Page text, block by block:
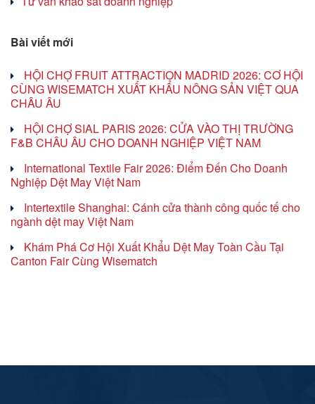
Bài viết mới
HỘI CHỢ FRUIT ATTRACTION MADRID 2026: CƠ HỘI
CÙNG WISEMATCH XUẤT KHẨU NÔNG SẢN VIỆT QUA
CHÂU ÂU
HỘI CHỢ SIAL PARIS 2026: CỬA VÀO THỊ TRƯỜNG
F&B CHÂU ÂU CHO DOANH NGHIỆP VIỆT NAM
International Textile Fair 2026: Điểm Đến Cho Doanh
Nghiệp Dệt May Việt Nam
Intertextile Shanghai: Cánh cửa thành công quốc tế cho
ngành dệt may Việt Nam
Khám Phá Cơ Hội Xuất Khẩu Dệt May Toàn Cầu Tại
Canton Fair Cùng Wisematch